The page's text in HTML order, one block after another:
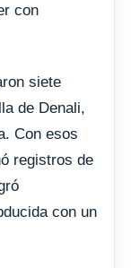
con
siete
de Denali,
Con esos
registros de
con un